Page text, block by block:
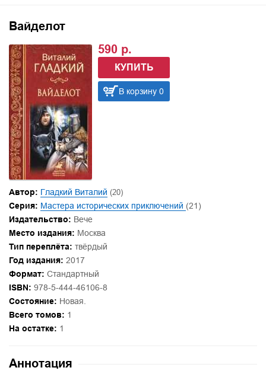
Вайделот
590 р.
КУПИТЬ
В корзину 0
Автор: Гладкий Виталий (20)
Серия: Мастера исторических приключений (21)
Издательство: Вече
Место издания: Москва
Тип переплёта: твёрдый
Год издания: 2017
Формат: Стандартный
ISBN: 978-5-444-46106-8
Состояние: Новая.
Всего томов: 1
На остатке: 1
Аннотация